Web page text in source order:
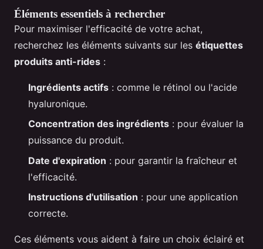
Éléments essentiels à rechercher
Pour maximiser l'efficacité de votre achat,
recherchez les éléments suivants sur les étiquettes
produits anti-rides :
Ingrédients actifs : comme le rétinol ou l'acide
hyaluronique.
Concentration des ingrédients : pour évaluer la
puissance du produit.
Date d'expiration : pour garantir la fraîcheur et
l'efficacité.
Instructions d'utilisation : pour une application
correcte.
Ces éléments vous aident à faire un choix éclairé et